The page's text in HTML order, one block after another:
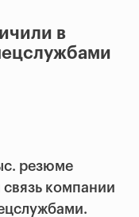
в
резюме
компании